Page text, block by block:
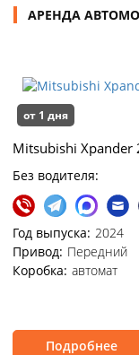
АРЕНДА
от 1 дня
Mitsubishi Xpander
Без водителя:
Год выпуска: 2024
Привод: Передний
Коробка: автомат
Подробнее